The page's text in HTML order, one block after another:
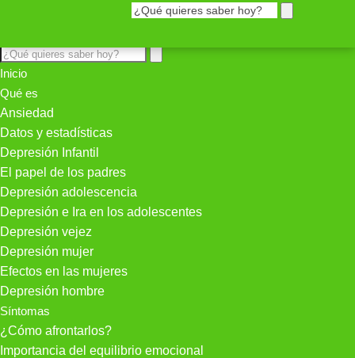
Inicio
Qué es
Ansiedad
Datos y estadísticas
Depresión Infantil
El papel de los padres
Depresión adolescencia
Depresión e Ira en los adolescentes
Depresión vejez
Depresión mujer
Efectos en las mujeres
Depresión hombre
Síntomas
¿Cómo afrontarlos?
Importancia del equilibrio emocional